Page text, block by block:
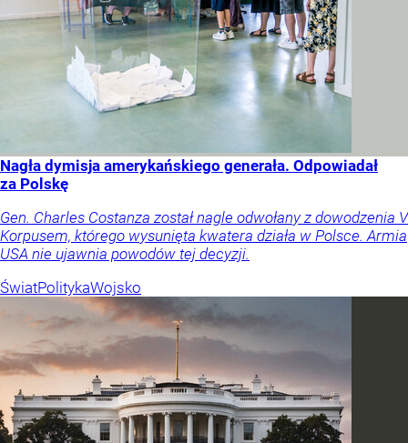
Nagła dymisja amerykańskiego generała. Odpowiadał
za Polskę
Gen. Charles Costanza został nagle odwołany z dowodzenia V
Korpusem, którego wysunięta kwatera działa w Polsce. Armia
USA nie ujawnia powodów tej decyzji.
ŚwiatPolitykaWojsko